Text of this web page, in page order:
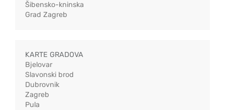
Šibensko-kninska
Grad Zagreb
KARTE GRADOVA
Bjelovar
Slavonski brod
Dubrovnik
Zagreb
Pula